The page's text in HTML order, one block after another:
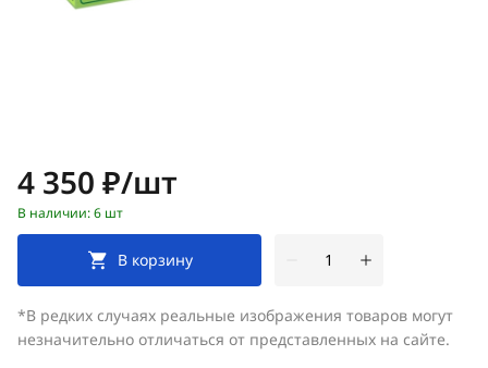
Цена:
4 350 ₽/шт
В наличии: 6 шт
В корзину
*В редких случаях реальные изображения товаров могут
незначительно отличаться от представленных на сайте.